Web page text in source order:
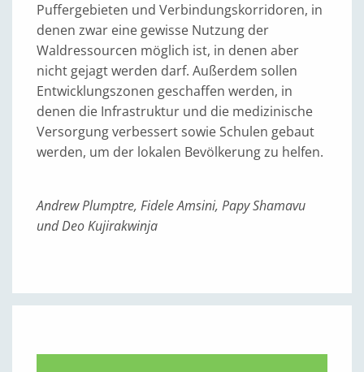
Puffergebieten und Verbindungskorridoren, in
denen zwar eine gewisse Nutzung der
Waldressourcen möglich ist, in denen aber
nicht gejagt werden darf. Außerdem sollen
Entwicklungszonen geschaffen werden, in
denen die Infrastruktur und die medizinische
Versorgung verbessert sowie Schulen gebaut
werden, um der lokalen Bevölkerung zu helfen.
Andrew Plumptre, Fidele Amsini, Papy Shamavu
und Deo Kujirakwinja